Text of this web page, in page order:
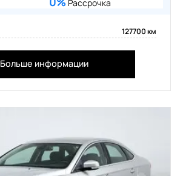
Рассрочка
127700 км
Больше информации